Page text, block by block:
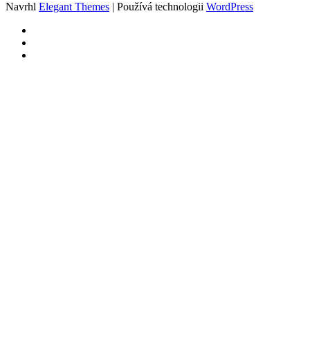
Navrhl Elegant Themes | Používá technologii WordPress